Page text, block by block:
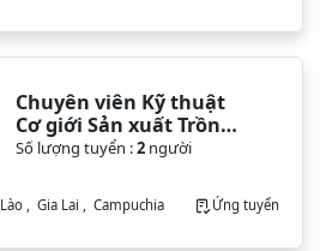
Chuyên viên Kỹ thuật
Cơ giới Sản xuất Trồng
trọt Lúa & Cây Lương
Số lượng tuyển :2người
Lào , Gia Lai , Campuchia Ứng tuyển